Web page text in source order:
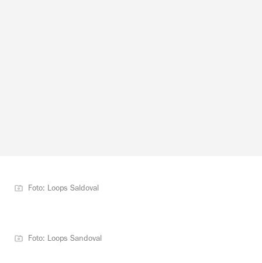
Foto: Loops Saldoval
Foto: Loops Sandoval